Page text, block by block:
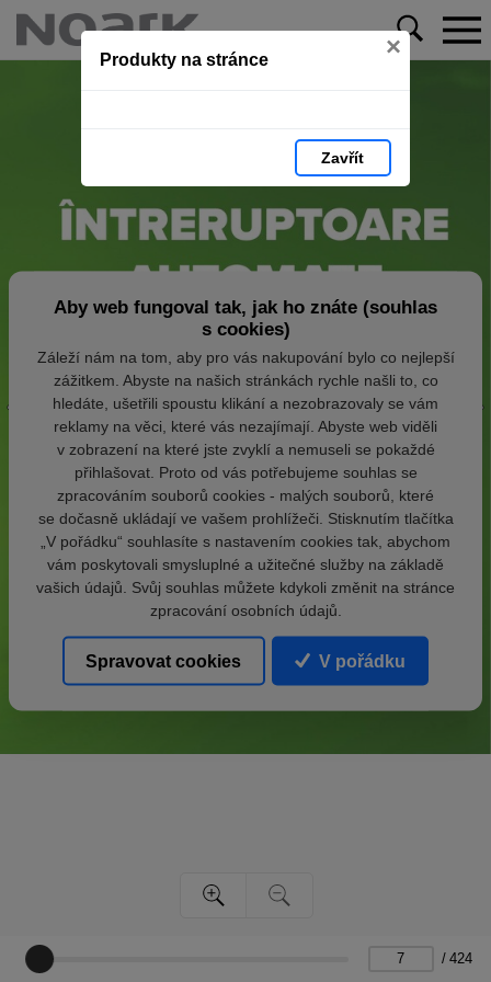
Produkty na stránce ×
Zavřít
/ 424
Aby web fungoval tak, jak ho znáte (souhlas
s cookies)
Záleží nám na tom, aby pro vás nakupování bylo co nejlepší
zážitkem. Abyste na našich stránkách rychle našli to, co
hledáte, ušetřili spoustu klikání a nezobrazovaly se vám
reklamy na věci, které vás nezajímají. Abyste web viděli
v zobrazení na které jste zvyklí a nemuseli se pokaždé
přihlašovat. Proto od vás potřebujeme souhlas se
zpracováním souborů cookies - malých souborů, které
se dočasně ukládají ve vašem prohlížeči. Stisknutím tlačítka
„V pořádku“ souhlasíte s nastavením cookies tak, abychom
vám poskytovali smysluplné a užitečné služby na základě
vašich údajů. Svůj souhlas můžete kdykoli změnit na stránce
zpracování osobních údajů.
Spravovat cookies V pořádku